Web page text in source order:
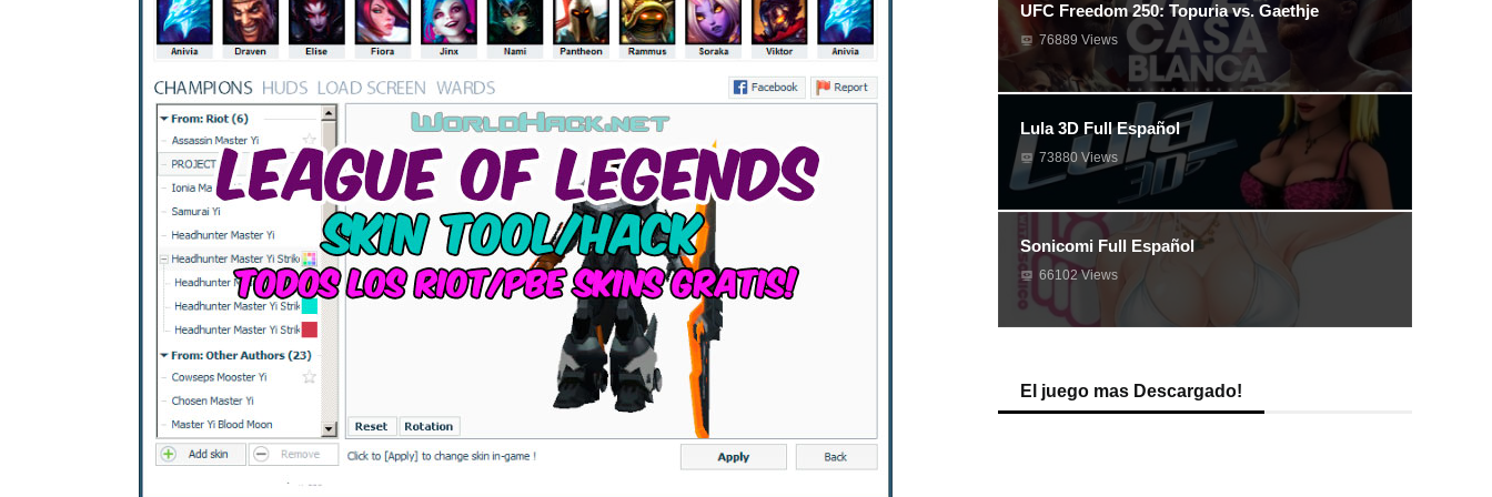
UFC Freedom 250: Topuria vs. Gaethje
76889 Views
Lula 3D Full Español
73880 Views
Sonicomi Full Español
66102 Views
El juego mas Descargado!